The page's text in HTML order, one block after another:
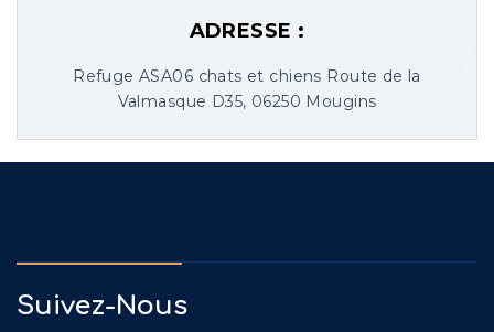
ADRESSE :
Refuge ASA06 chats et chiens Route de la
Valmasque D35, 06250 Mougins
Suivez-Nous